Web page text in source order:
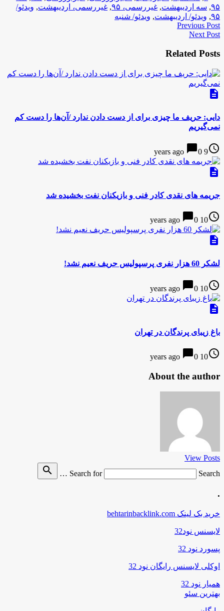
۹۵, سه اردیبهشت, غیررسمی، ۹۵ , غیررسمی، اردیبهشت, ویدئو/
۹۵, ویدئو/ اردیبهشت, ویدئو/ شنبه
Previous Post
Next Post
Related Posts
description
دایی: حریف ما چیزی برای از دست دادن ندارد /آن‌ها را دست کم
نمی‌گیریم
access_time
9 years ago
chat_bubble0
description
جریمه های نقدی کادر فنی و بازیکنان نفت بخشیده شد
access_time
10 years ago
chat_bubble0
description
لشکر 60 هزار نفری پرسپولیس حریف نعیم نشد!
access_time
10 years ago
chat_bubble0
description
باغ زیبای پرندگان در تهران
access_time
10 years ago
chat_bubble0
About the author
View Posts
Search for
Search …
search
.
خرید بک لینک behtarinbacklink.com
لایسنس نود32
پسورد نود 32
اوکلی لایسنس رایگان نود 32
همیار نود 32
بهترین سئو